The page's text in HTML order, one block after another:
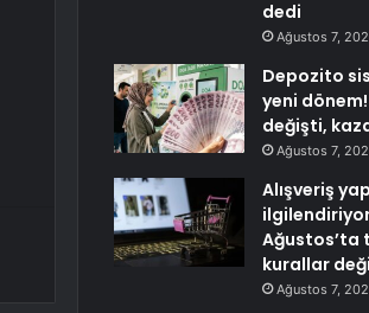
dedi
Ağustos 7,
Depozito
yeni dönem!
değişti,
Ağustos 7,
Alışveriş
Ağustos’ta
kurallar
Ağustos 7,